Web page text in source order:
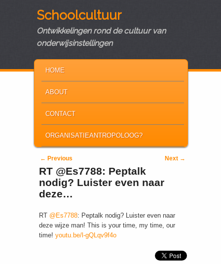
Schoolcultuur
Ontwikkelingen rond de cultuur van
onderwijsinstellingen
SKIP TO PRIMARY CONTENT
SKIP TO SECONDARY CONTENT
HOME
ABOUT
CONTACT
ORGANISATIEANTROPOLOOG?
Post navigation
← Previous Next →
RT @Es7788: Peptalk
nodig? Luister even naar
deze…
RT @Es7788: Peptalk nodig? Luister even naar
deze wijze man! This is your time, my time, our
time! youtu.be/l-gQLqv9f4o